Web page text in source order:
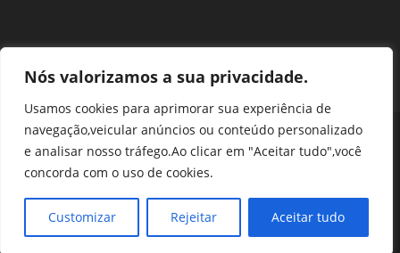
Nós valorizamos a sua privacidade.
Usamos cookies para aprimorar sua experiência de
navegação,veicular anúncios ou conteúdo personalizado
e analisar nosso tráfego.Ao clicar em "Aceitar tudo",você
concorda com o uso de cookies.
Customizar Rejeitar Aceitar tudo
Perguntas Frequentes
Ouvidoria
Transparência e prestação de contas
Assessoria de Imprensa
Setor de Autarquias Sul 1 Bloco L Edificio CFA - Asa Sul, Brasília -
DF, 70070-932 | Telefone: (61) 3218-1800 | cfa@cfa.org.br |
Copyright - 2024 CFA | All Rights Reserved | Powered by CFA